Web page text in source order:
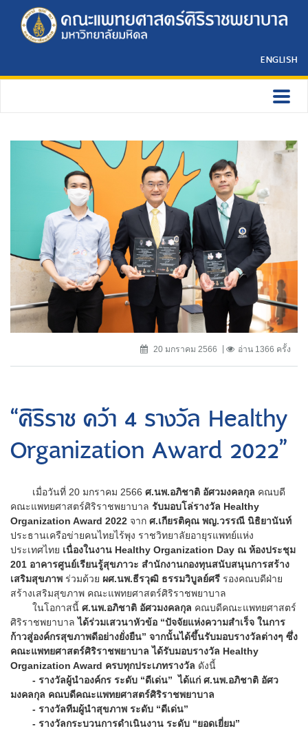
ENGLISH
20 มกราคม 2566 อ่าน 1366 ครั้ง
“ศิริราช คว้า 4 รางวัล Healthy
Organization Award 2022”
เมื่อวันที่ 20 มกราคม 2566 ศ.นพ.อภิชาติ อัศวมงคลกุล คณบดี
คณะแพทยศาสตร์ศิริราชพยาบาล รับมอบโล่รางวัล Healthy
Organization Award 2022 จาก ศ.เกียรติคุณ พญ.วรรณี นิธิยานันท์
ประธานเครือข่ายคนไทยไร้พุง ราชวิทยาลัยอายุรแพทย์แห่ง
ประเทศไทย เนื่องในงาน Healthy Organization Day ณ ห้องประชุม
201 อาคารศูนย์เรียนรู้สุขภาวะ สำนักงานกองทุนสนับสนุนการสร้าง
เสริมสุขภาพ ร่วมด้วย ผศ.นพ.ธีรวุฒิ ธรรมวิบูลย์ศรี รองคณบดีฝ่าย
สร้างเสริมสุขภาพ คณะแพทยศาสตร์ศิริราชพยาบาล
ในโอกาสนี้ ศ.นพ.อภิชาติ อัศวมงคลกุล คณบดีคณะแพทยศาสตร์
ศิริราชพยาบาล ได้ร่วมเสวนาหัวข้อ “ปัจจัยแห่งความสำเร็จ ในการ
ก้าวสู่องค์กรสุขภาพดีอย่างยั่งยืน” จากนั้นได้ขึ้นรับมอบรางวัลต่างๆ ซึ่ง
คณะแพทยศาสตร์ศิริราชพยาบาล ได้รับมอบรางวัล Healthy
Organization Award ครบทุกประเภทรางวัล ดังนี้
- รางวัลผู้นำองค์กร ระดับ “ดีเด่น” ได้แก่ ศ.นพ.อภิชาติ อัศว
มงคลกุล คณบดีคณะแพทยศาสตร์ศิริราชพยาบาล
- รางวัลทีมผู้นำสุขภาพ ระดับ “ดีเด่น”
- รางวัลกระบวนการดำเนินงาน ระดับ “ยอดเยี่ยม”